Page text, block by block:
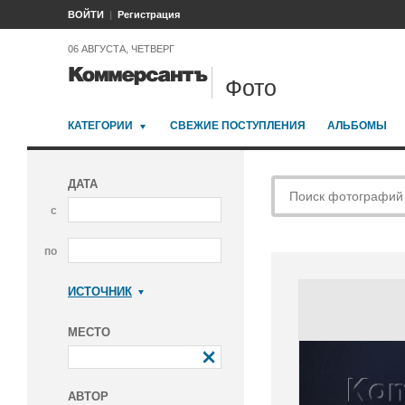
ВОЙТИ Регистрация
06 АВГУСТА, ЧЕТВЕРГ
Фото
КАТЕГОРИИ СВЕЖИЕ ПОСТУПЛЕНИЯ АЛЬБОМЫ
ДАТА
с
по
ИСТОЧНИК
МЕСТО
АВТОР